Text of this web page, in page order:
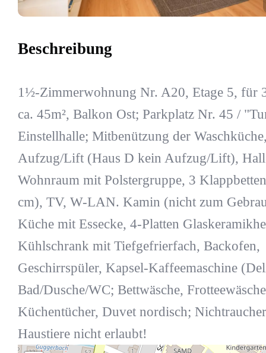
Beschreibung
1½-Zimmerwohnung Nr. A20, Etage 5, für
ca. 45m², Balkon Ost; Parkplatz Nr. 45 /
Einstellhalle; Mitbenützung der
Aufzug/Lift (Haus D kein Aufzug/Lift),
Wohnraum mit Polstergruppe, 3
cm), TV, W-LAN. Kamin (nicht zum
Küche mit Essecke, 4-Platten
Kühlschrank mit Tiefgefrierfach, Backofen,
Geschirrspüler, Kapsel-Kaffeemaschine
Bad/Dusche/WC; Bettwäsche,
Küchentücher, Duvet nordisch;
Haustiere nicht erlaubt!